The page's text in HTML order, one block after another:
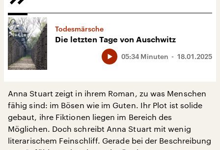
Todesmärsche
Die letzten Tage von Auschwitz
18.01.2025
05:34 Minuten
Anna Stuart zeigt in ihrem Roman, zu was Menschen
fähig sind: im Bösen wie im Guten. Ihr Plot ist solide
gebaut, ihre Fiktionen liegen im Bereich des
Möglichen. Doch schreibt Anna Stuart mit wenig
literarischem Feinschliff. Gerade bei der Beschreibung